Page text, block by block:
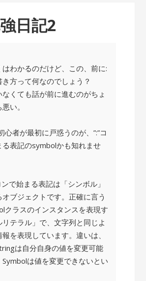
日記2
はわかるのだけど、この、前に:
方って何なのでしょう？
くても話が前に進むのがちょ
い。
心者が最初に戸惑うのが、”:”コ
る表記のsymbolかも知れませ
ンで始まる表記は「シンボル」
オブジェクトです。正確に言う
クラスのインスタンスを表現す
リテラル」で、文字列と同じよ
を表現しています。違いは、
は自分自身の値を変更可能
Symbolは値を変更できないとい